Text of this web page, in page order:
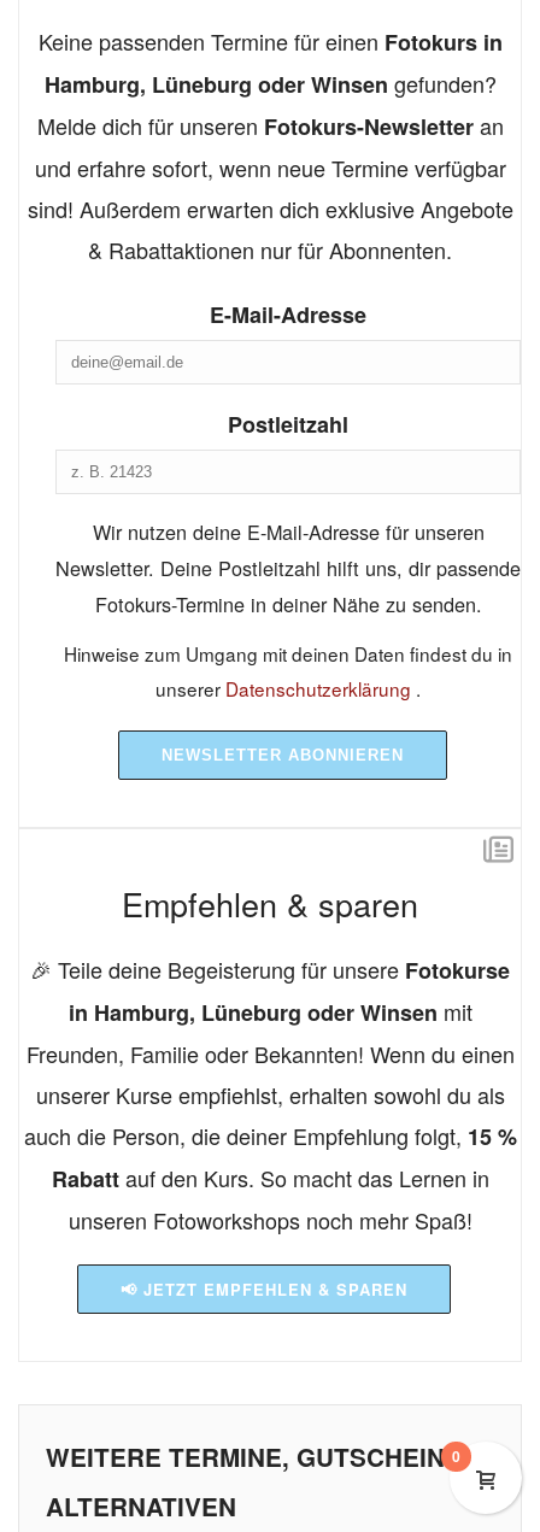
Keine passenden Termine für einen Fotokurs in
Hamburg, Lüneburg oder Winsen gefunden?
Melde dich für unseren Fotokurs-Newsletteran
und erfahre sofort, wenn neue Termine verfügbar
sind! Außerdem erwarten dich exklusive Angebote
& Rabattaktionen nur für Abonnenten.
E-Mail-Adresse
Postleitzahl
Wir nutzen deine E-Mail-Adresse für unseren
Newsletter. Deine Postleitzahl hilft uns, dir passende
Fotokurs-Termine in deiner Nähe zu senden.
Hinweise zum Umgang mit deinen Daten findest du in
unserer Datenschutzerklärung .
NEWSLETTER ABONNIEREN
Empfehlen & sparen
🎉 Teile deine Begeisterung für unsere Fotokurse
in Hamburg, Lüneburg oder Winsen mit
Freunden, Familie oder Bekannten! Wenn du einen
unserer Kurse empfiehlst, erhalten sowohl du als
auch die Person, die deiner Empfehlung folgt, 15 %
Rabattauf den Kurs. So macht das Lernen in
unseren Fotoworkshops noch mehr Spaß!
📢 JETZT EMPFEHLEN & SPAREN
WEITERE TERMINE, GUTSCHEINE &
ALTERNATIVEN
0